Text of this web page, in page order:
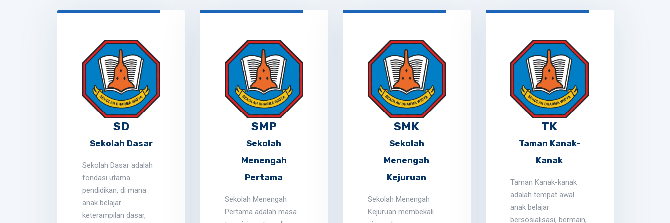
SD
Sekolah Dasar
Sekolah Dasar adalah
fondasi utama
pendidikan, di mana
anak belajar
keterampilan dasar,
SMP
Sekolah
Menengah
Pertama
Sekolah Menengah
Pertama adalah masa
SMK
Sekolah
Menengah
Kejuruan
Sekolah Menengah
Kejuruan membekali
TK
Taman Kanak-
Kanak
Taman Kanak-kanak
adalah tempat awal
anak belajar
bersosialisasi, bermain,